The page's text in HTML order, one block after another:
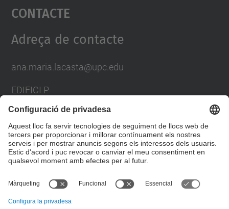
powered by
Contacte
Adreça de contacte
ana.maria.lacasta@upc.edu
EDIFICI P
AV. DOCTOR MARAÑON, 44-50
08028 BARCELONA
SPAIN
Formulari de contacte